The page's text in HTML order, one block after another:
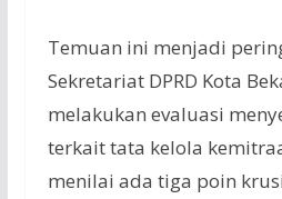
Temuan ini menjadi
Sekretariat DPRD Kota
melakukan evaluasi
terkait tata kelola
menilai ada tiga poin